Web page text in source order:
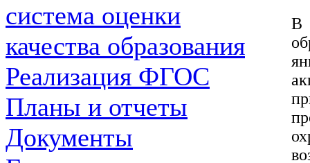
система оценки
качества образования
Реализация ФГОС
Планы и отчеты
Документы
В